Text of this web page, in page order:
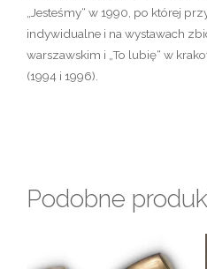
„Jesteśmy“ w 1990, po której
indywidualne i na wystawach
warszawskim i „To lubię“ w
(1994 i 1996).
Podobne